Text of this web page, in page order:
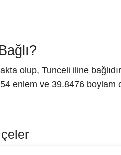
olup, Tunceli iline
enlem ve 39.8476 boylam